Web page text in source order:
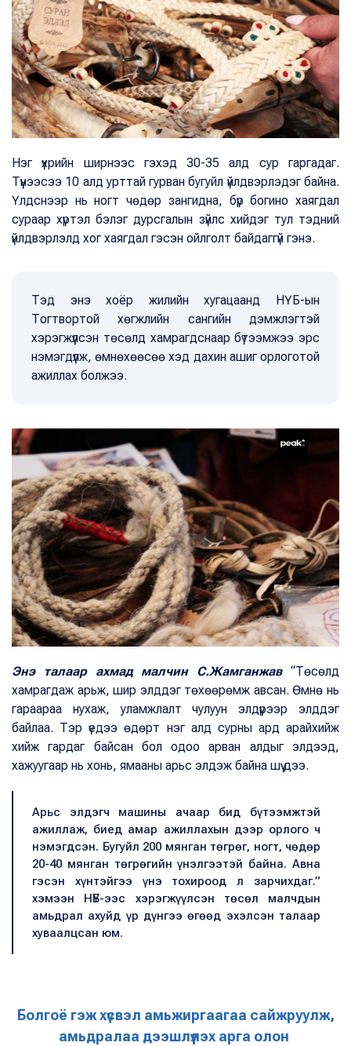
Нэг үхрийн ширнээс гэхэд 30-35 алд сур гаргадаг.
Түүнээсээ 10 алд урттай гурван бугуйл үйлдвэрлэдэг байна.
Үлдснээр нь ногт чөдөр зангидна, бүр богино хаягдал
сураар хүртэл бэлэг дурсгалын зүйлс хийдэг тул тэдний
үйлдвэрлэлд хог хаягдал гэсэн ойлголт байдаггүй гэнэ.
Тэд энэ хоёр жилийн хугацаанд НҮБ-ын
Тогтвортой хөгжлийн сангийн дэмжлэгтэй
хэрэгжүүлсэн төсөлд хамрагдснаар бүтээмжээ эрс
нэмэгдүүлж, өмнөхөөсөө хэд дахин ашиг орлоготой
ажиллах болжээ.
Энэ талаар ахмад малчин С.Жамганжав “Төсөлд
хамрагдаж арьж, шир элддэг төхөөрөмж авсан. Өмнө нь
гараараа нухаж, уламжлалт чулуун элдүүрээр элддэг
байлаа. Тэр үедээ өдөрт нэг алд сурны ард арайхийж
хийж гардаг байсан бол одоо арван алдыг элдээд,
хажуугаар нь хонь, ямааны арьс элдэж байна шүү дээ.
Арьс элдэгч машины ачаар бид бүтээмжтэй
ажиллаж, биед амар ажиллахын дээр орлого ч
нэмэгдсэн. Бугуйл 200 мянган төгрөг, ногт, чөдөр
20-40 мянган төгрөгийн үнэлгээтэй байна. Авна
гэсэн хүнтэйгээ үнэ тохироод л зарчихдаг.”
хэмээн НҮБ-ээс хэрэгжүүлсэн төсөл малчдын
амьдрал ахуйд үр дүнгээ өгөөд эхэлсэн талаар
хуваалцсан юм.
Болгоё гэж хүсвэл амьжиргаагаа сайжруулж,
амьдралаа дээшлүүлэх арга олон